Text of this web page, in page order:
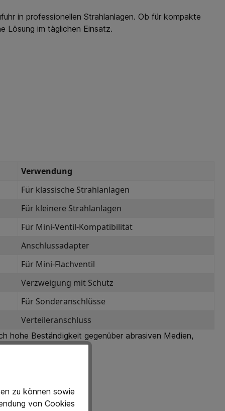
in professionellen Strahlanlagen. Ob für kompakte
Lösung im täglichen Einsatz.
Verwendung
Für klassische Strahlanlagen
Für kleinere Strahlanlagen
Für Mini-Ventil-Kompatibilität
Anschlussadapter
Für Mini-Flachventil
Verzweigung mit Schutz
Für Sonderanschlüsse
Verteileranschluss
hohe Beständigkeit gegenüber abrasiven Medien,
zu können sowie
von Cookies